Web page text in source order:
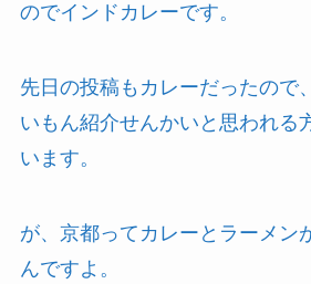
のでインドカレーです。
先日の投稿もカレーだったので
いもん紹介せんかいと思われる
います。
が、京都ってカレーとラーメン
んですよ。